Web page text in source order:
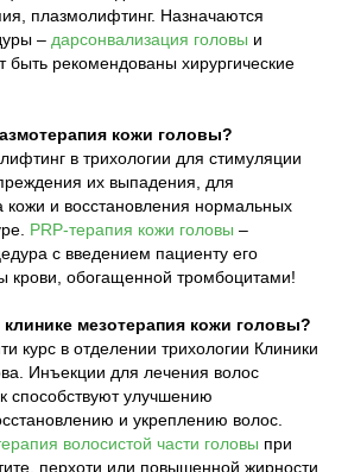
плазмолифтинг. Назначаются
– дарсонвализация головы и
быть рекомендованы хирургические
кожи головы?
в трихологии для стимуляции
их выпадения, для
кожи и восстановления нормальных
PRP-терапия кожи головы –
с введением пациенту его
крови, обогащенной тромбоцитами!
мезотерапия кожи головы?
курс в отделении трихологии Клиники
Инъекции для лечения волос
способствуют улучшению
и укреплению волос.
волосистой части головы при
перхоти или повышенной жирности